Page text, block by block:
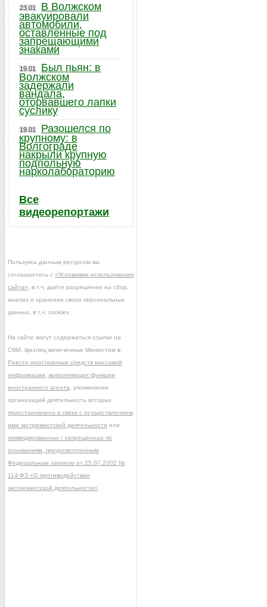
23.01
В Волжском
эвакуировали
автомобили,
оставленные под
запрещающими
знаками
19.01
Был пьян: в
Волжском
задержали
вандала,
оторвавшего лапки
суслику
19.01
Разошелся по
крупному: в
Волгограде
накрыли крупную
подпольную
нарколабораторию
Все
видеорепортажи
Пользуясь данным ресурсом вы
соглашаетесь с «Условиями использования
сайта» , в т.ч. даёте разрешение на сбор,
анализ и хранение своих персональных
данных, в т.ч. cookies.
На сайте могут содержаться ссылки на
СМИ, физлиц включённые Минюстом в
Реестр иностранных средств массовой
информации, выполняющих функции
иностранного агента , упоминания
организаций деятельность которых
приостановлена в связи с осуществлением
ими экстремистской деятельности или
ликвидированных / запрещённых по
основаниям, предусмотренным
Федеральным законом от 25.07.2002 №
114-ФЗ «О противодействии
экстремистской деятельности»